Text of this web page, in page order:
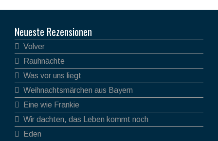
Neueste Rezensionen
Volver
Rauhnächte
Was vor uns liegt
Weihnachtsmärchen aus Bayern
Eine wie Frankie
Wir dachten, das Leben kommt noch
Eden